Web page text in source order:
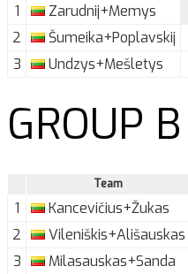
1 Zarudnij+Memys
2
Šumeika+Poplavskij
3
Undzys+Mešletys
GROUP B
Team
1 Kancevičius+Žukas
2
Vileniškis+Ališauskas
3
Milasauskas+Sanda